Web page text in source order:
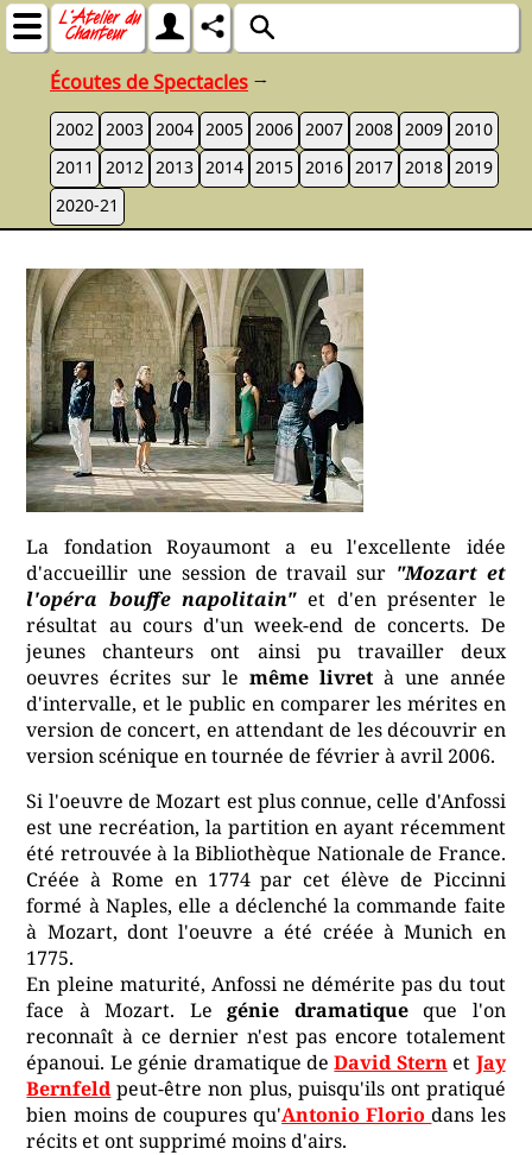
Écoutes de Spectacles →
2002 2003 2004 2005 2006 2007 2008 2009 2010
2011
2012 2013 2014 2015 2016 2017 2018 2019
2020-21
La fondation Royaumont a eu l'excellente idée
d'accueillir une session de travail sur "Mozart et
l'opéra bouffe napolitain"et d'en présenter le
résultat au cours d'un week-end de concerts. De
jeunes chanteurs ont ainsi pu travailler deux
oeuvres écrites sur le même livretà une année
d'intervalle, et le public en comparer les mérites en
version de concert, en attendant de les découvrir en
version scénique en tournée de février à avril 2006.
Si l'oeuvre de Mozart est plus connue, celle d'Anfossi
est une recréation, la partition en ayant récemment
été retrouvée à la Bibliothèque Nationale de France.
Créée à Rome en 1774 par cet élève de Piccinni
formé à Naples, elle a déclenché la commande faite
à Mozart, dont l'oeuvre a été créée à Munich en
1775.
En pleine maturité, Anfossi ne démérite pas du tout
face à Mozart. Legénie dramatiqueque l'on
reconnaît à ce dernier n'est pas encore totalement
épanoui. Le génie dramatique deDavid Sternet Jay
Bernfeldpeut-être non plus, puisqu'ils ont pratiqué
bien moins de coupures qu'Antonio Floriodans les
récits et ont supprimé moins d'airs.